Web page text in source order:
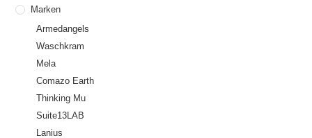
Marken
Armedangels
Waschkram
Mela
Comazo Earth
Thinking Mu
Suite13LAB
Lanius